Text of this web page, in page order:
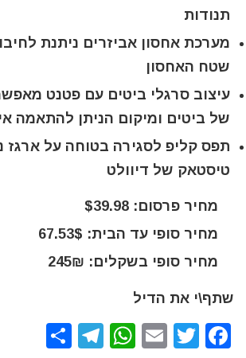
תנודות
מערכת אחסון אביזרים ניתנת
שטח האחסון
עיצוב סרגלי ביטים עם פטנט
של ביטים ומיקום הניתן להתאמה
תפס קליפ לסגירה בטוחה על ארגז
טיסטאק של דיוולט
מחיר פרסום: $39.98
מחיר סופי עד הבית: 67.53$
מחיר סופי בשקלים: 245₪
שתף\י את הדיל
F
T
E
W
T